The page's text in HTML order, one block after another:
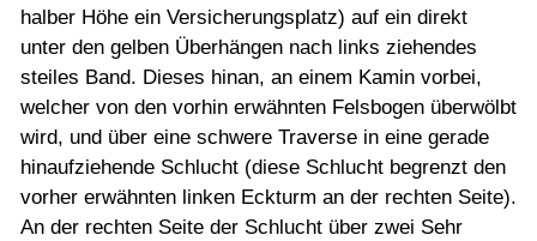
halber Höhe ein Versicherungsplatz) auf ein direkt
unter den gelben Überhängen nach links ziehendes
steiles Band. Dieses hinan, an einem Kamin vorbei,
welcher von den vorhin erwähnten Felsbogen überwölbt
wird, und über eine schwere Traverse in eine gerade
hinaufziehende Schlucht (diese Schlucht begrenzt den
vorher erwähnten linken Eckturm an der rechten Seite).
An der rechten Seite der Schlucht über zwei Sehr